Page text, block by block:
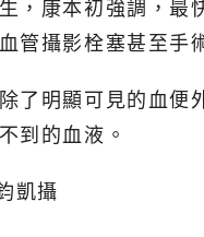
，康本初強調，
管攝影栓塞甚至手
了明顯可見的血
到的血液。
凱攝